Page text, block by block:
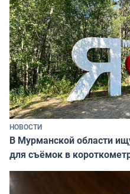
НОВОСТИ
В Мурманской области
для съёмок в